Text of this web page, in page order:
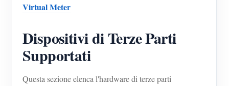
Virtual Meter
Dispositivi di Terze Parti
Supportati
Questa sezione elenca l'hardware di terze parti